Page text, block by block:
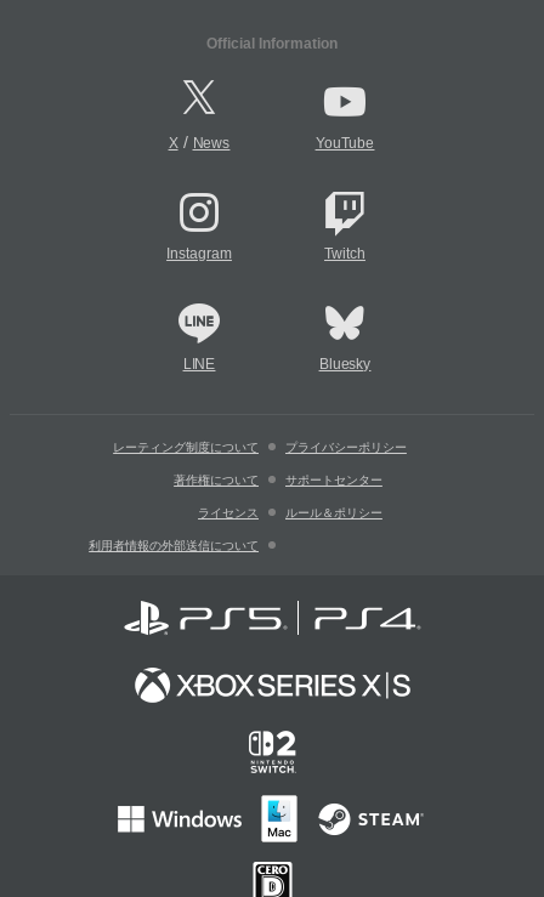
Official Information
X/ News YouTube
Instagram Twitch
LINE Bluesky
レーティング制度について プライバシーポリシー
著作権について サポートセンター
ライセンス ルール＆ポリシー
利用者情報の外部送信について